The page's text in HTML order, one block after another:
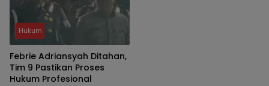
Hukum
Febrie Adriansyah Ditahan,
Tim 9 Pastikan Proses
Hukum Profesional